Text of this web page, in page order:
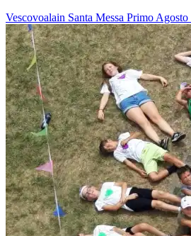
Vescovoalain Santa Messa Primo Agosto